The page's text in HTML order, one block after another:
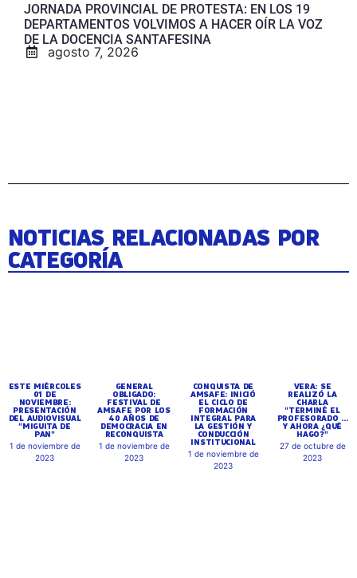
JORNADA PROVINCIAL DE PROTESTA: EN LOS 19
DEPARTAMENTOS VOLVIMOS A HACER OÍR LA VOZ
DE LA DOCENCIA SANTAFESINA
agosto 7, 2026
NOTICIAS RELACIONADAS POR
CATEGORÍA
ESTE MIÉRCOLES
01 DE
NOVIEMBRE:
PRESENTACIÓN
DEL AUDIOVISUAL
"MIGUITA DE
PAN"
1 de noviembre de
2023
GENERAL
OBLIGADO:
FESTIVAL DE
AMSAFE POR LOS
40 AÑOS DE
DEMOCRACIA EN
RECONQUISTA
1 de noviembre de
2023
CONQUISTA DE
AMSAFE: INICIÓ
EL CICLO DE
FORMACIÓN
INTEGRAL PARA
LA GESTIÓN Y
CONDUCCIÓN
INSTITUCIONAL
1 de noviembre de
2023
VERA: SE
REALIZÓ LA
CHARLA
"TERMINÉ EL
PROFESORADO ...
Y AHORA ¿QUÉ
HAGO?"
27 de octubre de
2023